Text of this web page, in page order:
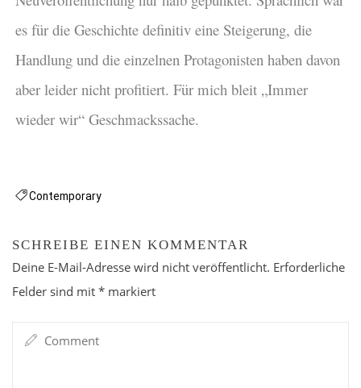
es für die Geschichte definitiv eine Steigerung, die
Handlung und die einzelnen Protagonisten haben davon
aber leider nicht profitiert. Für mich bleit „Immer
wieder wir“ Geschmackssache.
Contemporary
SCHREIBE EINEN KOMMENTAR
Deine E-Mail-Adresse wird nicht veröffentlicht. Erforderliche
Felder sind mit* markiert